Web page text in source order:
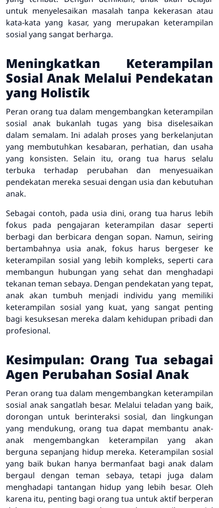
untuk menyelesaikan masalah tanpa kekerasan atau
kata-kata yang kasar, yang merupakan keterampilan
sosial yang sangat berharga.
Meningkatkan Keterampilan
Sosial Anak Melalui Pendekatan
yang Holistik
Peran orang tua dalam mengembangkan keterampilan
sosial anak bukanlah tugas yang bisa diselesaikan
dalam semalam. Ini adalah proses yang berkelanjutan
yang membutuhkan kesabaran, perhatian, dan usaha
yang konsisten. Selain itu, orang tua harus selalu
terbuka terhadap perubahan dan menyesuaikan
pendekatan mereka sesuai dengan usia dan kebutuhan
anak.
Sebagai contoh, pada usia dini, orang tua harus lebih
fokus pada pengajaran keterampilan dasar seperti
berbagi dan berbicara dengan sopan. Namun, seiring
bertambahnya usia anak, fokus harus bergeser ke
keterampilan sosial yang lebih kompleks, seperti cara
membangun hubungan yang sehat dan menghadapi
tekanan teman sebaya. Dengan pendekatan yang tepat,
anak akan tumbuh menjadi individu yang memiliki
keterampilan sosial yang kuat, yang sangat penting
bagi kesuksesan mereka dalam kehidupan pribadi dan
profesional.
Kesimpulan: Orang Tua sebagai
Agen Perubahan Sosial Anak
Peran orang tua dalam mengembangkan keterampilan
sosial anak sangatlah besar. Melalui teladan yang baik,
dorongan untuk berinteraksi sosial, dan lingkungan
yang mendukung, orang tua dapat membantu anak-
anak mengembangkan keterampilan yang akan
berguna sepanjang hidup mereka. Keterampilan sosial
yang baik bukan hanya bermanfaat bagi anak dalam
bergaul dengan teman sebaya, tetapi juga dalam
menghadapi tantangan hidup yang lebih besar. Oleh
karena itu, penting bagi orang tua untuk aktif berperan